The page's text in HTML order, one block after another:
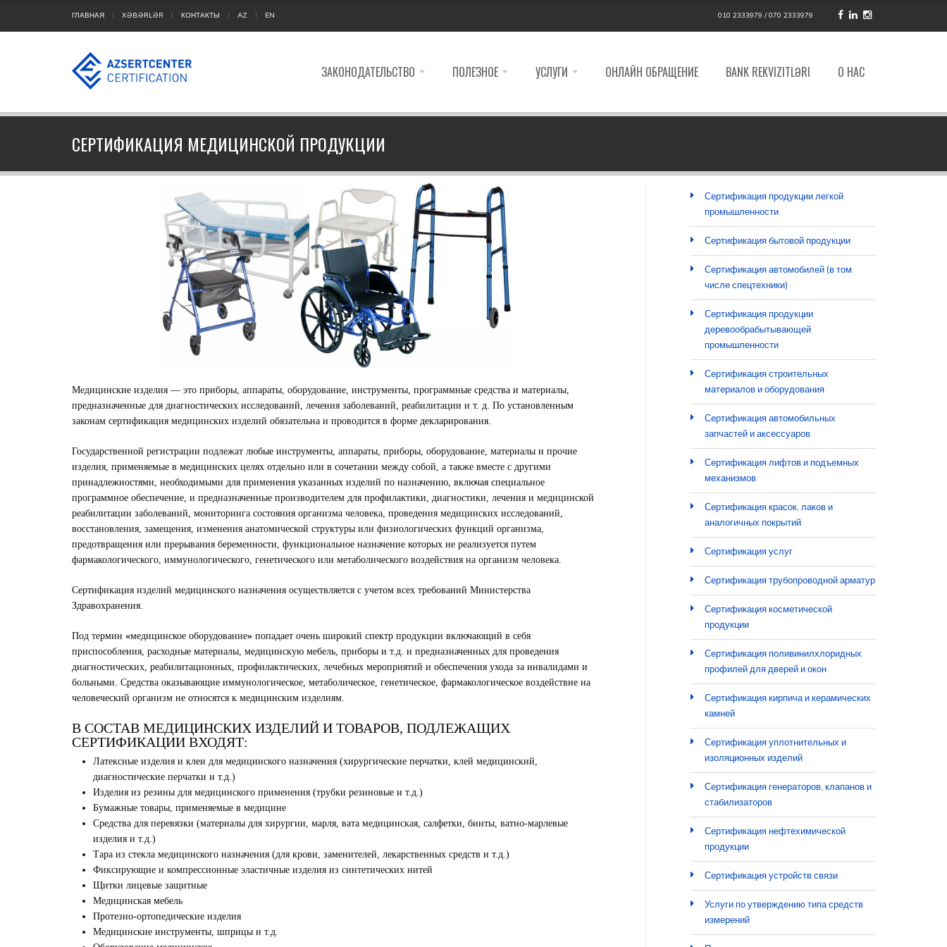
ГЛАВНАЯ XƏBƏRLƏR КОНТАКТЫ AZ EN 010 2333979 / 070 2333979
ЗАКОНОДАТЕЛЬСТВО ПОЛЕЗНОЕ УСЛУГИ ОНЛАЙН ОБРАЩЕНИЕ BANK REKVIZITLƏRI О НАС
СЕРТИФИКАЦИЯ МЕДИЦИНСКОЙ ПРОДУКЦИИ
Медицинские изделия — это приборы, аппараты, оборудование, инструменты, программные средства и материалы,
предназначенные для диагностических исследований, лечения заболеваний, реабилитации и т. д. По установленным
законам сертификация медицинских изделий обязательна и проводится в форме декларирования.
Государственной регистрации подлежат любые инструменты, аппараты, приборы, оборудование, материалы и прочие
изделия, применяемые в медицинских целях отдельно или в сочетании между собой, а также вместе с другими
принадлежностями, необходимыми для применения указанных изделий по назначению, включая специальное
программное обеспечение, и предназначенные производителем для профилактики, диагностики, лечения и медицинской
реабилитации заболеваний, мониторинга состояния организма человека, проведения медицинских исследований,
восстановления, замещения, изменения анатомической структуры или физиологических функций организма,
предотвращения или прерывания беременности, функциональное назначение которых не реализуется путем
фармакологического, иммунологического, генетического или метаболического воздействия на организм человека.
Сертификация изделий медицинского назначения осуществляется с учетом всех требований Министерства
Здравохранения.
Под термин «медицинское оборудование» попадает очень широкий спектр продукции включающий в себя
приспособления, расходные материалы, медицинскую мебель, приборы и т.д. и предназначенных для проведения
диагностических, реабилитационных, профилактических, лечебных мероприятий и обеспечения ухода за инвалидами и
больными. Средства оказывающие иммунологическое, метаболическое, генетическое, фармакологическое воздействие на
человеческий организм не относятся к медицинским изделиям.
В СОСТАВ МЕДИЦИНСКИХ ИЗДЕЛИЙ И ТОВАРОВ, ПОДЛЕЖАЩИХ
СЕРТИФИКАЦИИ ВХОДЯТ:
Латексные изделия и клеи для медицинского назначения (хирургические перчатки, клей медицинский,
диагностические перчатки и т.д.)
Изделия из резины для медицинского применения (трубки резиновые и т.д.)
Бумажные товары, применяемые в медицине
Средства для перевязки (материалы для хирургии, марля, вата медицинская, салфетки, бинты, ватно-марлевые
изделия и т.д.)
Тара из стекла медицинского назначения (для крови, заменителей, лекарственных средств и т.д.)
Фиксирующие и компрессионные эластичные изделия из синтетических нитей
Щитки лицевые защитные
Медицинская мебель
Протезно-ортопедические изделия
Медицинские инструменты, шприцы и т.д.
Сертификация продукции легкой
промышленности
Сертификация бытовой продукции
Сертификация автомобилей (в том
числе спецтехники)
Сертификация продукции
деревообрабытывающей
промышленности
Сертификация строительных
материалов и оборудования
Сертификация автомобильных
запчастей и аксессуаров
Сертификация лифтов и подъемных
механизмов
Сертификация красок, лаков и
аналогичных покрытий
Сертификация услуг
Сертификация трубопроводной арматур
Сертификация косметической
продукции
Сертификация поливинилхлоридных
профилей для дверей и окон
Сертификация кирпича и керамических
камней
Сертификация уплотнительных и
изоляционных изделий
Сертификация генераторов, клапанов и
стабилизаторов
Сертификация нефтехимической
продукции
Сертификация устройств связи
Услуги по утверждению типа средств
измерений